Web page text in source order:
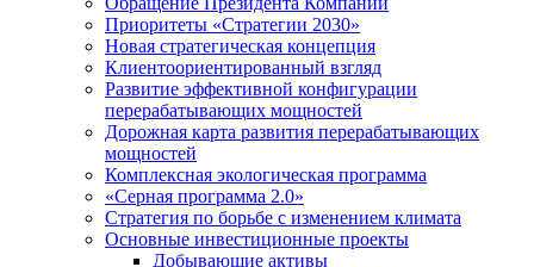
Приоритеты «Стратегии 2030»
Новая стратегическая концепция
Клиентоориентированный взгляд
Развитие эффективной конфигурации
перерабатывающих мощностей
Дорожная карта развития перерабатывающих
мощностей
Комплексная экологическая программа
«Серная программа 2.0»
Стратегия по борьбе с изменением климата
Основные инвестиционные проекты
Добывающие активы